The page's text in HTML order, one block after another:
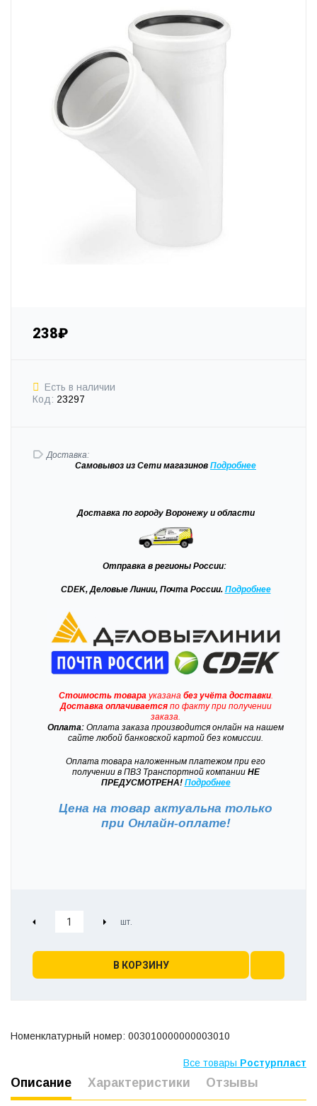
238₽
Есть в наличии
Код: 23297
Доставка:
Самовывоз из Сети магазинов Подробнее
Доставка по городу Воронежу и области
Отправка в регионы России:
CDEK, Деловые Линии, Почта России. Подробнее
Стоимость товарауказана без учёта доставки.
Доставкаоплачиваетсяпо факту при получении
заказа.
Оплата: Оплата заказа производится онлайн на нашем
сайте любой банковской картой без комиссии.
Оплата товара наложенным платежом при его
получении в ПВЗ Транспортной компанииНЕ
ПРЕДУСМОТРЕНА! Подробнее
Цена на товар актуальна только
при Онлайн-оплате!
В КОРЗИНУ
Номенклатурный номер: 003010000000003010
Все товары Ростурпласт
Описание Характеристики Отзывы